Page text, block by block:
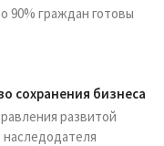
90% граждан готовы
сохранения бизнеса
развитой